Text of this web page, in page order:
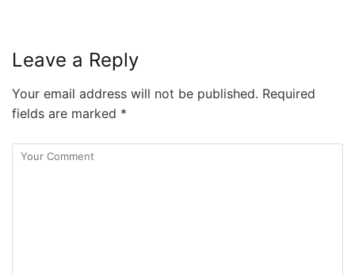
Leave a Reply
Your email address will not be published. Required
fields are marked *